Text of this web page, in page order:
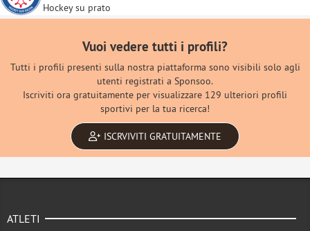
Hockey su prato
Vuoi vedere tutti i profili?
Tutti i profili presenti sulla nostra piattaforma sono visibili solo agli
utenti registrati a Sponsoo.
Iscriviti ora gratuitamente per visualizzare 129 ulteriori profili
sportivi per la tua ricerca!
ISCRVIVITI GRATUITAMENTE
ATLETI